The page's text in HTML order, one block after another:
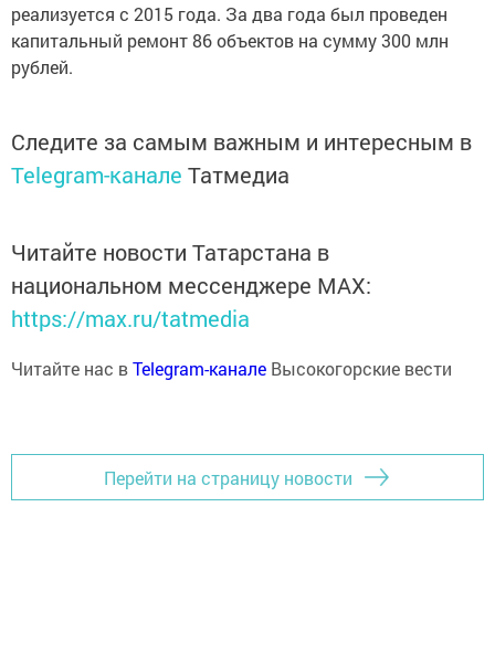
реализуется с 2015 года. За два года был проведен
капитальный ремонт 86 объектов на сумму 300 млн
рублей.
Следите за самым важным и интересным в
Telegram-канале Татмедиа
Читайте новости Татарстана в
национальном мессенджере MАХ:
https://max.ru/tatmedia
Читайте нас вTelegram-канале Высокогорские вести
Перейти на страницу новости